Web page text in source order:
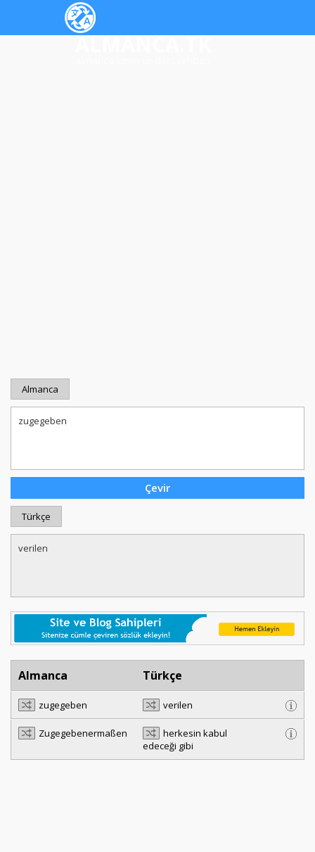
ALMANCA.TK
Almanca
Türkçe
Almanca Türkçe
zugegeben verilen
Zugegebenermaßen
herkesin kabul
edeceği gibi